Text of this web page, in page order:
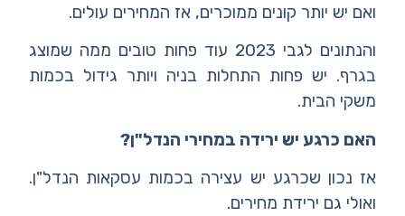
ואם יש יותר קונים ממוכרים, אז המחירים עולים.
והנתונים לגבי 2023 עוד פחות טובים ממה שמוצג
בגרף. יש פחות התחלות בניה ויותר גידול בכמות
משקי הבית.
האם כרגע יש ירידה במחירי הנדל"ן?
אז נכון שכרגע יש עצירה בכמות עסקאות הנדל"ן.
ואולי גם ירידת מחירים.